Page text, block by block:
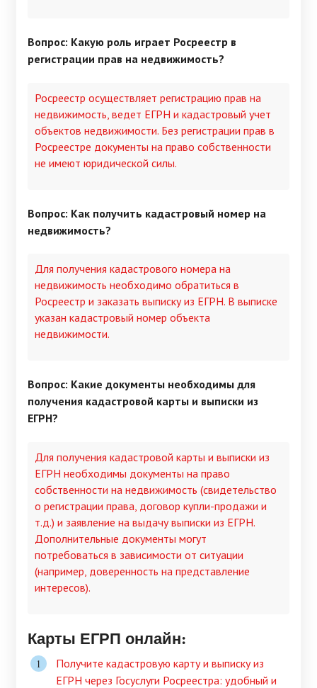
Вопрос: Какую роль играет Росреестр в
регистрации прав на недвижимость?
Росреестр осуществляет регистрацию прав на
недвижимость, ведет ЕГРН и кадастровый учет
объектов недвижимости. Без регистрации прав в
Росреестре документы на право собственности
не имеют юридической силы.
Вопрос: Как получить кадастровый номер на
недвижимость?
Для получения кадастрового номера на
недвижимость необходимо обратиться в
Росреестр и заказать выписку из ЕГРН. В выписке
указан кадастровый номер объекта
недвижимости.
Вопрос: Какие документы необходимы для
получения кадастровой карты и выписки из
ЕГРН?
Для получения кадастровой карты и выписки из
ЕГРН необходимы документы на право
собственности на недвижимость (свидетельство
о регистрации права, договор купли-продажи и
т.д.) и заявление на выдачу выписки из ЕГРН.
Дополнительные документы могут
потребоваться в зависимости от ситуации
(например, доверенность на представление
интересов).
Карты ЕГРП онлайн:
Получите кадастровую карту и выписку из
ЕГРН через Госуслуги Росреестра: удобный и